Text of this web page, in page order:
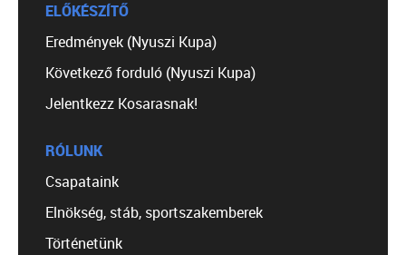
ELŐKÉSZÍTŐ
Eredmények (Nyuszi Kupa)
Következő forduló (Nyuszi Kupa)
Jelentkezz Kosarasnak!
RÓLUNK
Csapataink
Elnökség, stáb, sportszakemberek
Történetünk